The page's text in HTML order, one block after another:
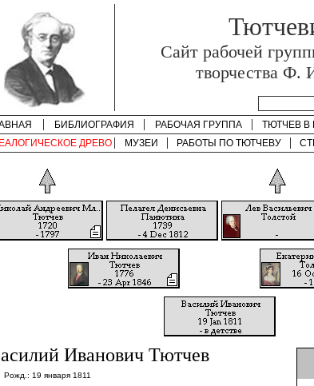
Cайт рабочей
творчества Ф.
БИБЛИОГРАФИЯ РАБОЧАЯ ГРУППА ТЮТЧЕВ
ДРЕВО
МУЗЕИ РАБОТЫ ПО ТЮТЧЕВУ
Иванович Тютчев
Рожд.: 19 января 1811